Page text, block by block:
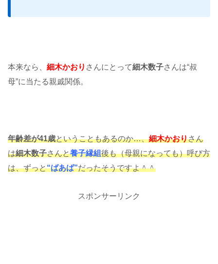
本来なら、 細木かおり さんにとって細木数子さんは“叔
母”に当たる親戚関係。
年齢差が41歳ということもあるのか…、細木かおりさん
は細木数子さんと養子縁組後も（母親になっても）呼び方
は、ずっと“ばあば”だったそうですよ＾＾
スポンサーリンク